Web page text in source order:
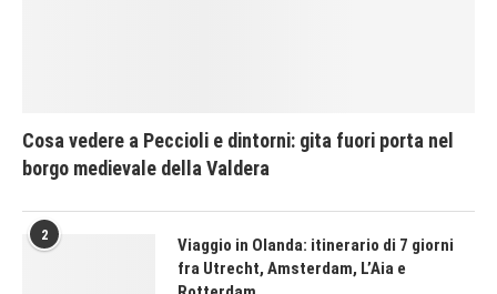
Cosa vedere a Peccioli e dintorni: gita fuori porta nel
borgo medievale della Valdera
2
Viaggio in Olanda: itinerario di 7 giorni
fra Utrecht, Amsterdam, L’Aia e